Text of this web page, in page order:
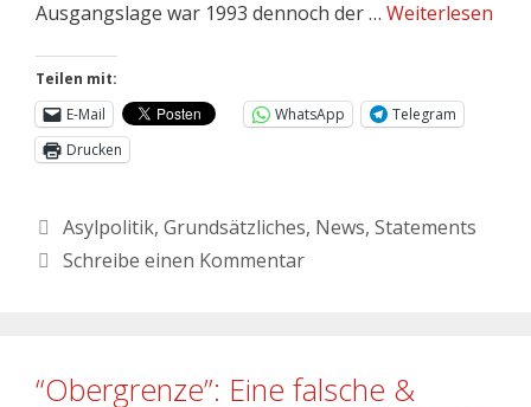
Ausgangslage war 1993 dennoch der … Weiterlesen
Teilen mit:
E-Mail
WhatsApp
Telegram
Drucken
Asylpolitik, Grundsätzliches, News, Statements
Schreibe einen Kommentar
“Obergrenze”: Eine falsche &